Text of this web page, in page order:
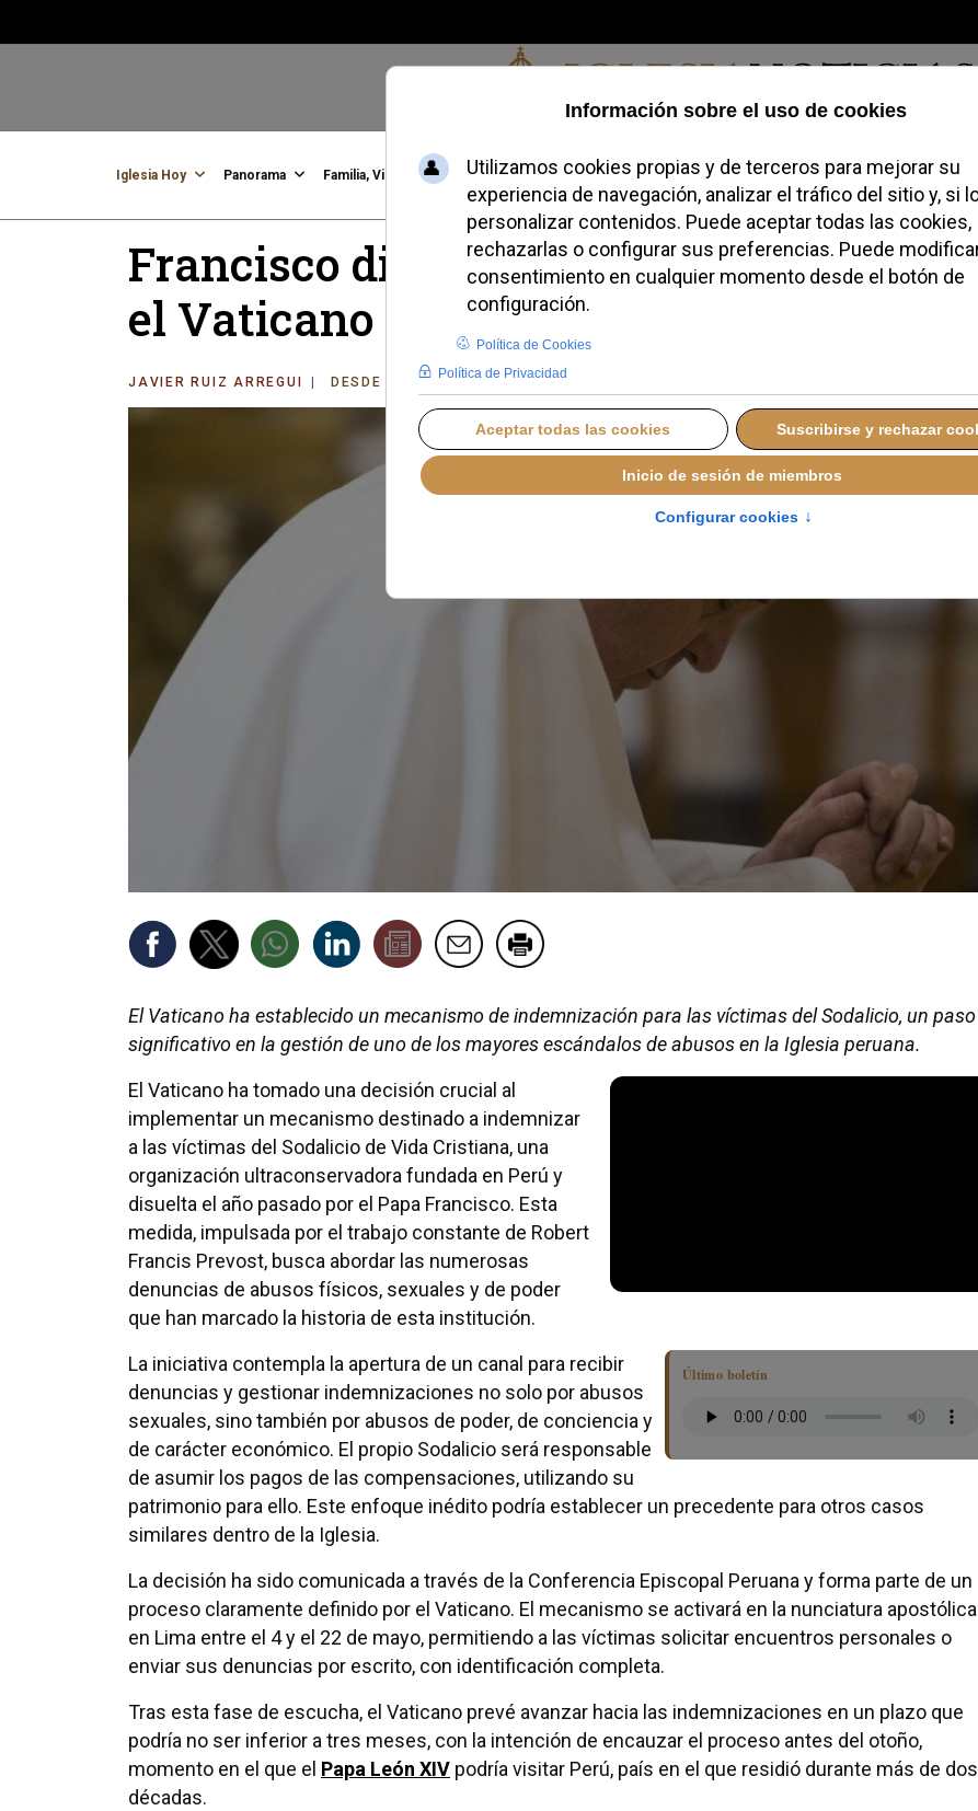
Domingo, 09 de agosto de 2026
Iglesia Hoy Panorama Familia, Vida, Identidad Credofobiómetro Blogs Temas Buscar #JovenesConFe Podcast
Francisco disolvió el Sodalicio y ahora
el Vaticano indemnizará a las víctimas
JAVIER RUIZ ARREGUI DESDE EL VATICANO SÁBADO, 04 ABRIL 2026 13:50
El Vaticano ha establecido un mecanismo de indemnización para las víctimas del Sodalicio, un paso
significativo en la gestión de uno de los mayores escándalos de abusos en la Iglesia peruana.
El Vaticano ha tomado una decisión crucial al
implementar un mecanismo destinado a indemnizar
a las víctimas del Sodalicio de Vida Cristiana, una
organización ultraconservadora fundada en Perú y
disuelta el año pasado por el Papa Francisco. Esta
medida, impulsada por el trabajo constante de Robert
Francis Prevost, busca abordar las numerosas
denuncias de abusos físicos, sexuales y de poder
que han marcado la historia de esta institución.
Último boletín
La iniciativa contempla la apertura de un canal para recibir
denuncias y gestionar indemnizaciones no solo por abusos
sexuales, sino también por abusos de poder, de conciencia y
de carácter económico. El propio Sodalicio será responsable
de asumir los pagos de las compensaciones, utilizando su
patrimonio para ello. Este enfoque inédito podría establecer un precedente para otros casos
similares dentro de la Iglesia.
La decisión ha sido comunicada a través de la Conferencia Episcopal Peruana y forma parte de un
proceso claramente definido por el Vaticano. El mecanismo se activará en la nunciatura apostólica
en Lima entre el 4 y el 22 de mayo, permitiendo a las víctimas solicitar encuentros personales o
enviar sus denuncias por escrito, con identificación completa.
Tras esta fase de escucha, el Vaticano prevé avanzar hacia las indemnizaciones en un plazo que
podría no ser inferior a tres meses, con la intención de encauzar el proceso antes del otoño,
momento en el que el Papa León XIV podría visitar Perú, país en el que residió durante más de dos
décadas.